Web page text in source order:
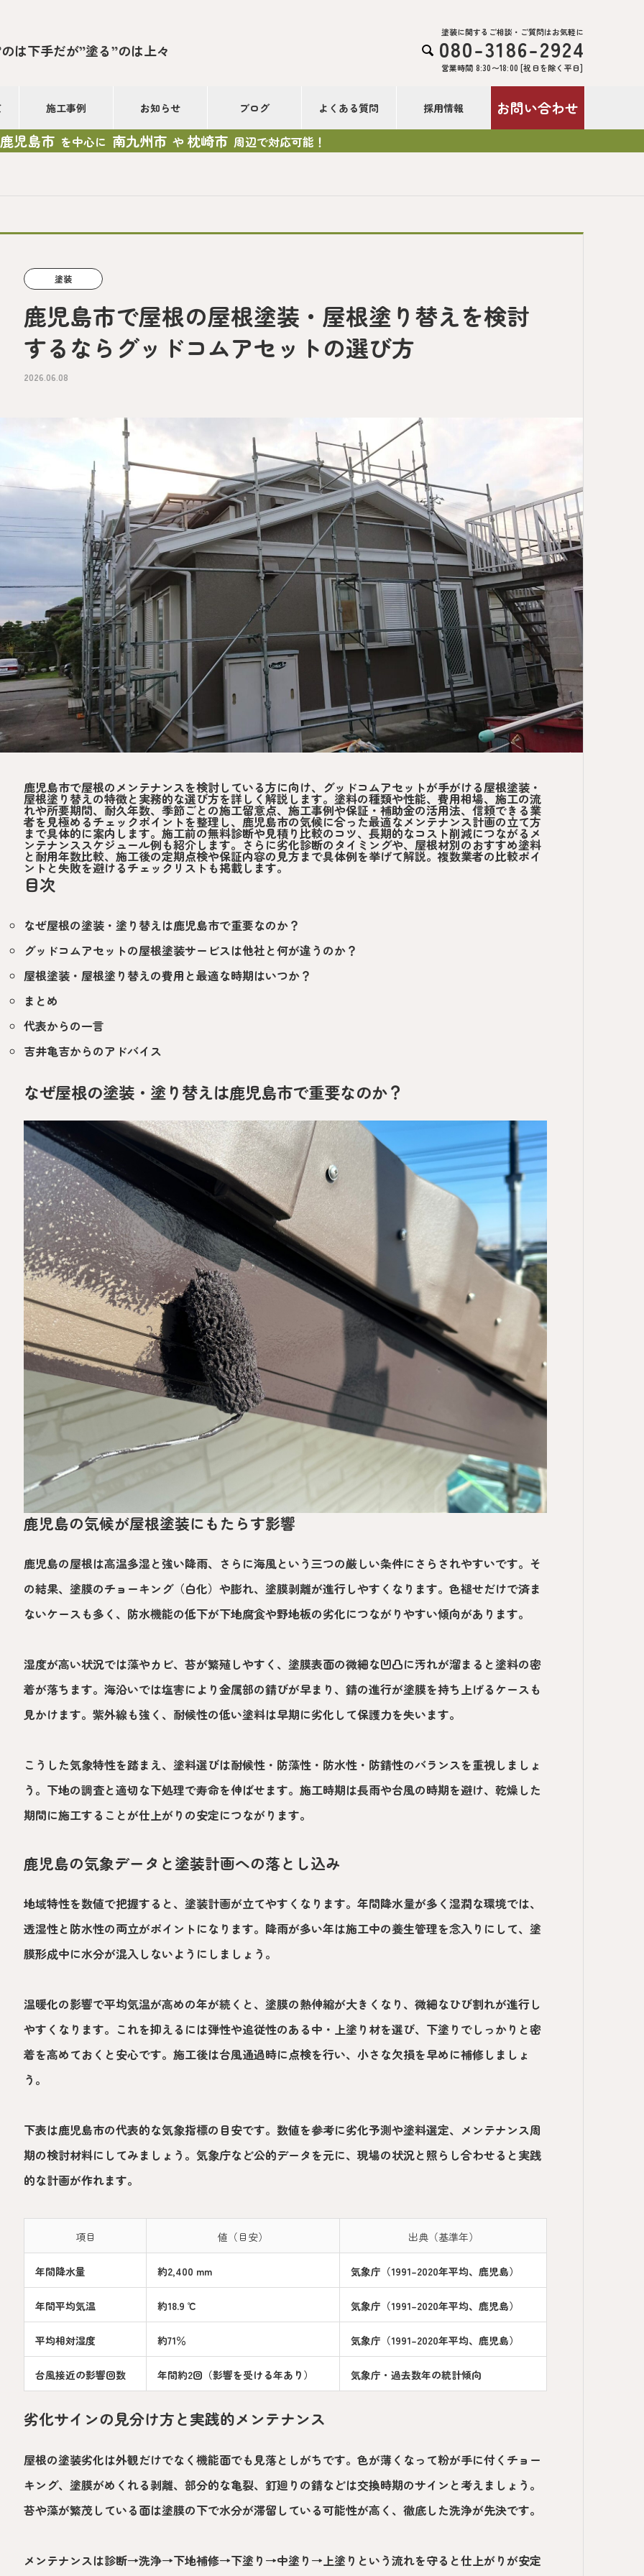
は下手だが”塗る”のは上々 
塗装に関するご相談・ご質問はお気軽に
080-3186-2924
営業時間 8:30〜18:00 [祝日を除く平日]
施工事例 お知らせ ブログ よくある質問 採用情報 お問い合わせ
鹿児島市 を中心に 南九州市 や 枕崎市 周辺で対応可能！
塗装
鹿児島市で屋根の屋根塗装・屋根塗り替えを検討
するならグッドコムアセットの選び方
2026.06.08
鹿児島市で屋根のメンテナンスを検討している方に向け、グッドコムアセットが手がける屋根塗装・
屋根塗り替えの特徴と実務的な選び方を詳しく解説します。塗料の種類や性能、費用相場、施工の流
れや所要期間、耐久年数、季節ごとの施工留意点、施工事例や保証・補助金の活用法、信頼できる業
者を見極めるチェックポイントを整理し、鹿児島市の気候に合った最適なメンテナンス計画の立て方
まで具体的に案内します。施工前の無料診断や見積り比較のコツ、長期的なコスト削減につながるメ
ンテナンススケジュール例も紹介します。さらに劣化診断のタイミングや、屋根材別のおすすめ塗料
と耐用年数比較、施工後の定期点検や保証内容の見方まで具体例を挙げて解説。複数業者の比較ポイ
ントと失敗を避けるチェックリストも掲載します。
目次
なぜ屋根の塗装・塗り替えは鹿児島市で重要なのか？
グッドコムアセットの屋根塗装サービスは他社と何が違うのか？
屋根塗装・屋根塗り替えの費用と最適な時期はいつか？
まとめ
代表からの一言
吉井亀吉からのアドバイス
なぜ屋根の塗装・塗り替えは鹿児島市で重要なのか？
鹿児島の気候が屋根塗装にもたらす影響
鹿児島の屋根は高温多湿と強い降雨、さらに海風という三つの厳しい条件にさらされやすいです。そ
の結果、塗膜のチョーキング（白化）や膨れ、塗膜剥離が進行しやすくなります。色褪せだけで済ま
ないケースも多く、防水機能の低下が下地腐食や野地板の劣化につながりやすい傾向があります。
湿度が高い状況では藻やカビ、苔が繁殖しやすく、塗膜表面の微細な凹凸に汚れが溜まると塗料の密
着が落ちます。海沿いでは塩害により金属部の錆びが早まり、錆の進行が塗膜を持ち上げるケースも
見かけます。紫外線も強く、耐候性の低い塗料は早期に劣化して保護力を失います。
こうした気象特性を踏まえ、塗料選びは耐候性・防藻性・防水性・防錆性のバランスを重視しましょ
う。下地の調査と適切な下処理で寿命を伸ばせます。施工時期は長雨や台風の時期を避け、乾燥した
期間に施工することが仕上がりの安定につながります。
鹿児島の気象データと塗装計画への落とし込み
地域特性を数値で把握すると、塗装計画が立てやすくなります。年間降水量が多く湿潤な環境では、
透湿性と防水性の両立がポイントになります。降雨が多い年は施工中の養生管理を念入りにして、塗
膜形成中に水分が混入しないようにしましょう。
温暖化の影響で平均気温が高めの年が続くと、塗膜の熱伸縮が大きくなり、微細なひび割れが進行し
やすくなります。これを抑えるには弾性や追従性のある中・上塗り材を選び、下塗りでしっかりと密
着を高めておくと安心です。施工後は台風通過時に点検を行い、小さな欠損を早めに補修しましょ
う。
下表は鹿児島市の代表的な気象指標の目安です。数値を参考に劣化予測や塗料選定、メンテナンス周
期の検討材料にしてみましょう。気象庁など公的データを元に、現場の状況と照らし合わせると実践
的な計画が作れます。
項目 値（目安） 出典（基準年）
年間降水量 約2,400 mm 気象庁（1991–2020年平均、鹿児島）
年間平均気温 約18.9 ℃ 気象庁（1991–2020年平均、鹿児島）
平均相対湿度 約71％ 気象庁（1991–2020年平均、鹿児島）
台風接近の影響回数 年間約2回（影響を受ける年あり） 気象庁・過去数年の統計傾向
劣化サインの見分け方と実践的メンテナンス
屋根の塗装劣化は外観だけでなく機能面でも見落としがちです。色が薄くなって粉が手に付くチョー
キング、塗膜がめくれる剥離、部分的な亀裂、釘廻りの錆などは交換時期のサインと考えましょう。
苔や藻が繁茂している面は塗膜の下で水分が滞留している可能性が高く、徹底した洗浄が先決です。
メンテナンスは診断→洗浄→下地補修→下塗り→中塗り→上塗りという流れを守ると仕上がりが安定